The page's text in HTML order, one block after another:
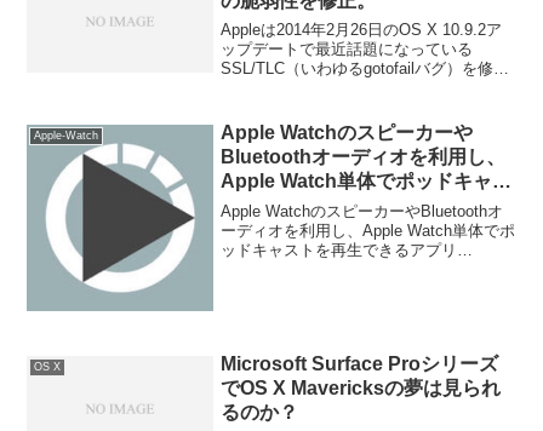
Appleは2014年2月26日のOS X 10.9.2ア
ップデートで最近話題になっている
SSL/TLC（いわゆるgotofailバグ）を修正
Apple-Watch
Apple Watchのスピーカーや
Bluetoothオーディオを利用し、
Apple Watch単体でポッドキャス
トを再生できるアプリ「Watch
Player」がリリース。
Apple WatchのスピーカーやBluetoothオ
ーディオを利用し、Apple Watch単体でポ
ッドキャストを再生できるアプリ
OS X
Microsoft Surface Proシリーズ
でOS X Mavericksの夢は見られ
るのか？